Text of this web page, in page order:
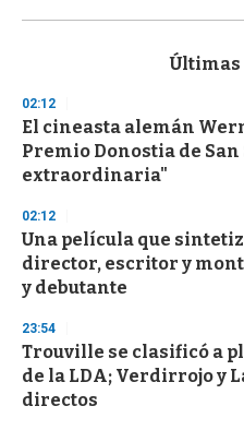
s
d
s
o
f
3
s
e
c
o
n
d
Últimas
02:12
El cineasta alemán
Premio Donostia de
extraordinaria"
02:12
Una película que
director, escritor y
y debutante
23:54
Trouville se clasificó a
de la LDA; Verdirrojo y
directos